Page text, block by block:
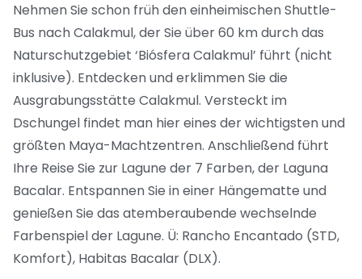
Nehmen Sie schon früh den einheimischen Shuttle-
Bus nach Calakmul, der Sie über 60 km durch das
Naturschutzgebiet ‘Biósfera Calakmul’ führt (nicht
inklusive). Entdecken und erklimmen Sie die
Ausgrabungsstätte Calakmul. Versteckt im
Dschungel findet man hier eines der wichtigsten und
größten Maya-Machtzentren. Anschließend führt
Ihre Reise Sie zur Lagune der 7 Farben, der Laguna
Bacalar. Entspannen Sie in einer Hängematte und
genießen Sie das atemberaubende wechselnde
Farbenspiel der Lagune. Ü: Rancho Encantado (STD,
Komfort), Habitas Bacalar (DLX).